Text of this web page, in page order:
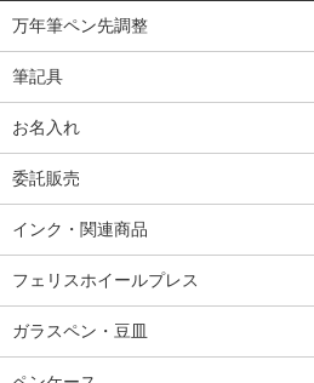
万年筆ペン先調整
筆記具
お名入れ
委託販売
インク・関連商品
フェリスホイールプレス
ガラスペン・豆皿